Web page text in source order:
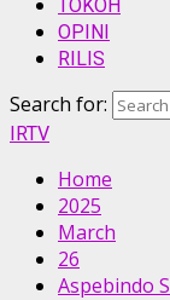
TOKOH
OPINI
RILIS
Search for:
IRTV
Home
2025
March
26
Aspebindo